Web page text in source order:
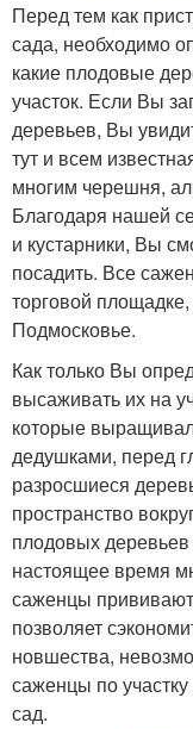
Перед тем как
сада, необходимо
какие плодовые
участок. Если Вы
деревьев, Вы
тут и всем
многим черешня,
Благодаря нашей
и кустарники, Вы
посадить. Все
торговой
Подмосковье.
Как только Вы
высаживать их на
которые
дедушками, перед
разросшиеся
пространство
плодовых деревьев
настоящее время
саженцы
позволяет
новшества,
саженцы по
сад.